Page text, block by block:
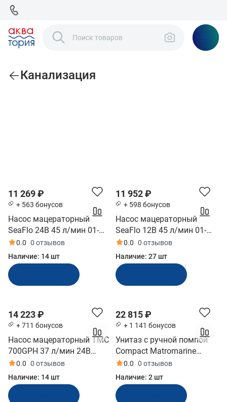
Канализация
о
с
ы
м
а
ц
е
а
о
р
н
ы
е
о
д
к
а
и
т
а
з
ы
11 269 ₽
+ 563 бонусов
Насос мацераторный
SeaFlo 24В 45 л/мин 01-
Series (SFMP2-120-01)
0.0 0 отзывов
Наличие: 14 шт
11 952 ₽
+ 598 бонусов
Насос мацераторный
SeaFlo 12В 45 л/мин 01-
Series (SFMP1-120-01)
0.0 0 отзывов
Наличие: 27 шт
14 223 ₽
+ 711 бонусов
Насос мацераторный TMC
700GPH 37 л/мин 24В
(06205_24, 10017154)
0.0 0 отзывов
Наличие: 14 шт
22 815 ₽
+ 1 141 бонусов
Унитаз с ручной помпой
Compact Matromarine
(6600200700)
0.0 0 отзывов
Наличие: 2 шт